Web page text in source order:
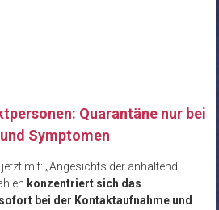
Quarantäne nur bei
Symptomen
mit: „Angesichts der anhaltend
konzentriert sich das
bei der Kontaktaufnahme und